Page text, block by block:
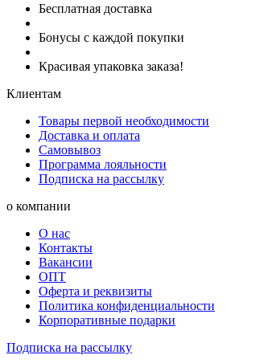
Бесплатная доставка
Бонусы с каждой покупки
Красивая упаковка заказа!
Клиентам
Товары первой необходимости
Доставка и оплата
Самовывоз
Программа лояльности
Подписка на рассылку
о компании
О нас
Контакты
Вакансии
ОПТ
Оферта и реквизиты
Политика конфиденциальности
Корпоративные подарки
Подписка на рассылку